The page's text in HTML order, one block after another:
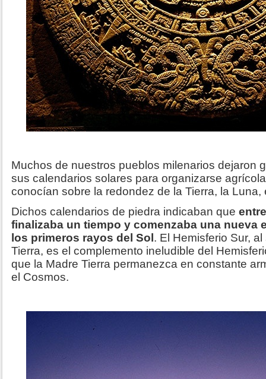
Muchos de nuestros pueblos milenarios dejaron
sus calendarios solares para organizarse
conocían sobre la redondez de la Tierra, la Luna,
Dichos calendarios de piedra indicaban que
finalizaba un tiempo y comenzaba una nueva
los primeros rayos del Sol. El Hemisferio Sur,
Tierra, es el complemento ineludible del
que la Madre Tierra permanezca en constante
el Cosmos.